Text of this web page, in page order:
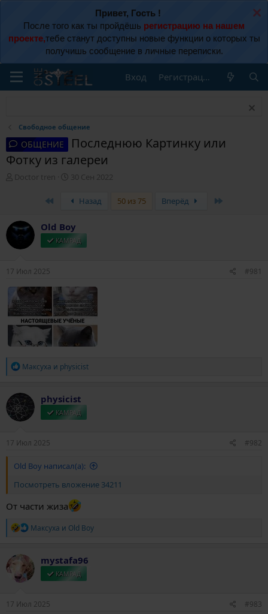
Привет, Гость !
После того как ты пройдёшь регистрацию на нашем
проекте,тебе станут доступны новые функции о которых ты
получишь сообщение в личные переписки.
Вход Регистрация
Свободное общение
ОБЩЕНИЕ
Последнюю Картинку или
Фотку из галереи
р
т
е
м
Doctor tren
Д
т
а
ч
30 Сен 2022
Назад 50 из 75 Вперёд
Old Boy
КАМРАД
17 Июл 2025 #981
Р
к
ц
и
и
Максуха и physicist
physicist
КАМРАД
17 Июл 2025 #982
Old Boy написал(а):
Посмотреть вложение 34211
От части жиза
Р
к
ц
и
Максуха и Old Boy
mystafa96
КАМРАД
17 Июл 2025 #983